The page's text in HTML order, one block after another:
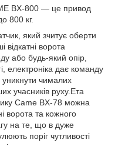
BX-800 — це привод
800 кг.
який зчитує оберти
ворота
або будь-який опір,
електроніка дає команду
чималих
учасників руху.Ета
Came BX-78 можна
ворота та кожного
на те, що в дуже
поріг чутливості